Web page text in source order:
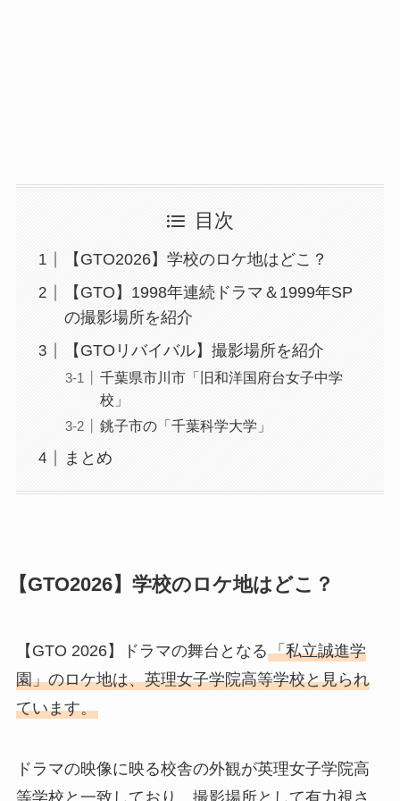
目次
【GTO2026】学校のロケ地はどこ？
【GTO】1998年連続ドラマ＆1999年SP
の撮影場所を紹介
【GTOリバイバル】撮影場所を紹介
千葉県市川市「旧和洋国府台女子中学
校」
銚子市の「千葉科学大学」
まとめ
【GTO2026】学校のロケ地はどこ？
【GTO 2026】ドラマの舞台となる「私立誠進学
園」のロケ地は、英理女子学院高等学校と見られ
ています。
ドラマの映像に映る校舎の外観が英理女子学院高
等学校と一致しており、撮影場所として有力視さ